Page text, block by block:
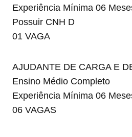
Experiência Mínima 06
Possuir CNH D
01 VAGA
AJUDANTE DE CARGA E
Ensino Médio Completo
Experiência Mínima 06
06 VAGAS